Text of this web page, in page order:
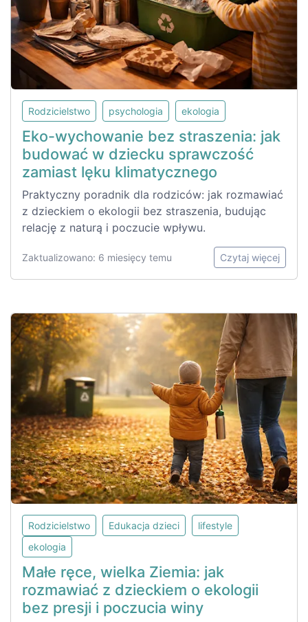
Rodzicielstwo psychologia ekologia
Eko-wychowanie bez straszenia: jak
budować w dziecku sprawczość
zamiast lęku klimatycznego
Praktyczny poradnik dla rodziców: jak rozmawiać
z dzieckiem o ekologii bez straszenia, budując
relację z naturą i poczucie wpływu.
Zaktualizowano: 6 miesięcy temu Czytaj więcej
Rodzicielstwo Edukacja dzieci
lifestyle
ekologia
Małe ręce, wielka Ziemia: jak
rozmawiać z dzieckiem o ekologii
bez presji i poczucia winy